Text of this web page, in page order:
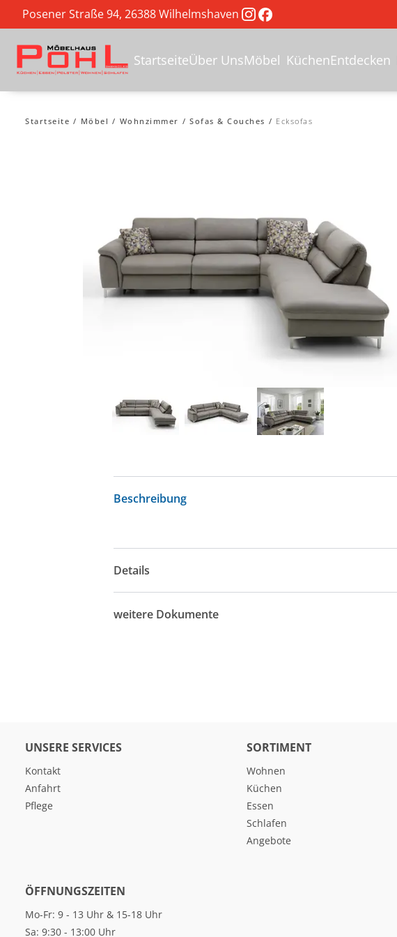
Posener Straße 94, 26388 Wilhelmshaven
StartseiteÜber UnsMöbel KüchenEntdecken
Startseite Möbel Wohnzimmer Sofas & Couches Ecksofas
Beschreibung
Details
weitere Dokumente
UNSERE SERVICES
Kontakt
Anfahrt
Pflege
SORTIMENT
Wohnen
Küchen
Essen
Schlafen
Angebote
ÖFFNUNGSZEITEN
Mo-Fr: 9 - 13 Uhr & 15-18 Uhr
Sa: 9:30 - 13:00 Uhr